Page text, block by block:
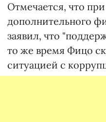
Отмечается, что
дополнительного
заявил, что
то же время Фицо
ситуацией с